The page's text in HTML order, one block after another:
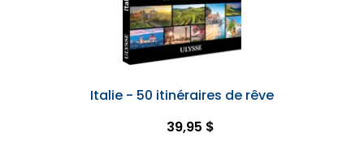
Italie - 50 itinéraires de rêve
39,95 $